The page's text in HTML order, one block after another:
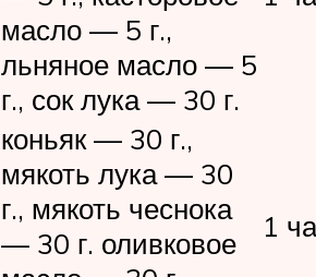
масло — 5 г.,
льняное масло — 5
г., сок лука — 30 г.
коньяк — 30 г.,
мякоть лука — 30
г., мякоть чеснока
— 30 г. оливковое
1